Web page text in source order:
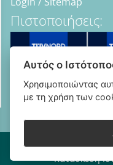
Πιστοποιήσεις:
Copyright © 2018 -
Κατασκευή
Αυτός ο
Χρησιμοποιώντας
με τη χρήση των